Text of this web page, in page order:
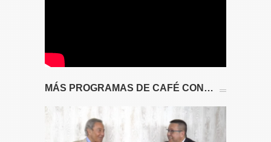
MÁS PROGRAMAS DE CAFÉ CON…